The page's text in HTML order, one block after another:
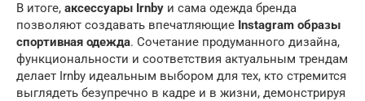
В итоге, аксессуары Irnby и сама одежда бренда
позволяют создавать впечатляющие Instagram образы
спортивная одежда. Сочетание продуманного дизайна,
функциональности и соответствия актуальным трендам
делает Irnby идеальным выбором для тех, кто стремится
выглядеть безупречно в кадре и в жизни, демонстрируя